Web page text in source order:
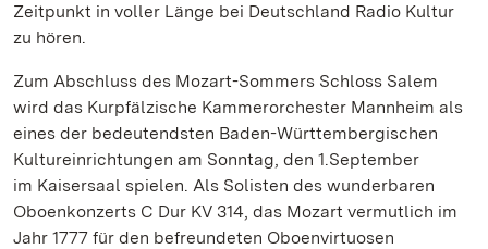
Zeitpunkt in voller Länge bei Deutschland Radio Kultur
zu hören.
Zum Abschluss des Mozart-Sommers Schloss Salem
wird das Kurpfälzische Kammerorchester Mannheim als
eines der bedeutendsten Baden-Württembergischen
Kultureinrichtungen am Sonntag, den 1.September
im Kaisersaal spielen. Als Solisten des wunderbaren
Oboenkonzerts C Dur KV 314, das Mozart vermutlich im
Jahr 1777 für den befreundeten Oboenvirtuosen